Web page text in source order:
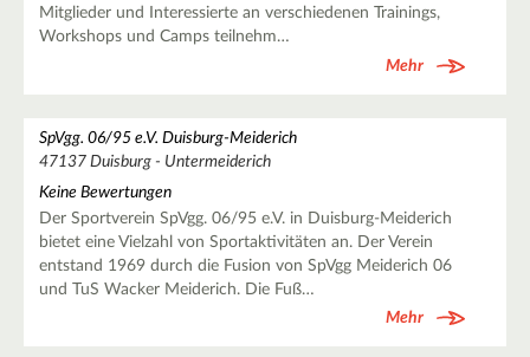
Mitglieder und Interessierte an verschiedenen Trainings,
Workshops und Camps teilnehm…
Mehr
SpVgg. 06/95 e.V. Duisburg-Meiderich
47137 Duisburg - Untermeiderich
Keine Bewertungen
Der Sportverein SpVgg. 06/95 e.V. in Duisburg-Meiderich
bietet eine Vielzahl von Sportaktivitäten an. Der Verein
entstand 1969 durch die Fusion von SpVgg Meiderich 06
und TuS Wacker Meiderich. Die Fuß…
Mehr